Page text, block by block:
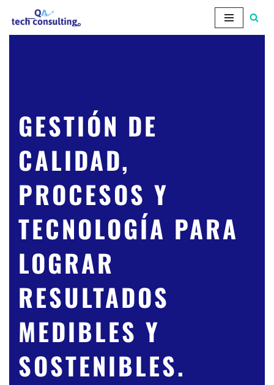
Skip
GESTIÓN DE
CALIDAD,
PROCESOS Y
TECNOLOGÍA PARA
LOGRAR
RESULTADOS
MEDIBLES Y
SOSTENIBLES.